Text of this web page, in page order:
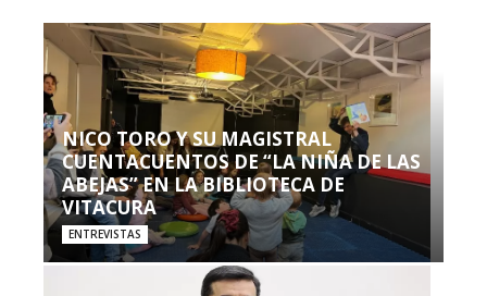
NICO TORO Y SU MAGISTRAL
CUENTACUENTOS DE “LA NIÑA DE LAS
ABEJAS” EN LA BIBLIOTECA DE
VITACURA
ENTREVISTAS